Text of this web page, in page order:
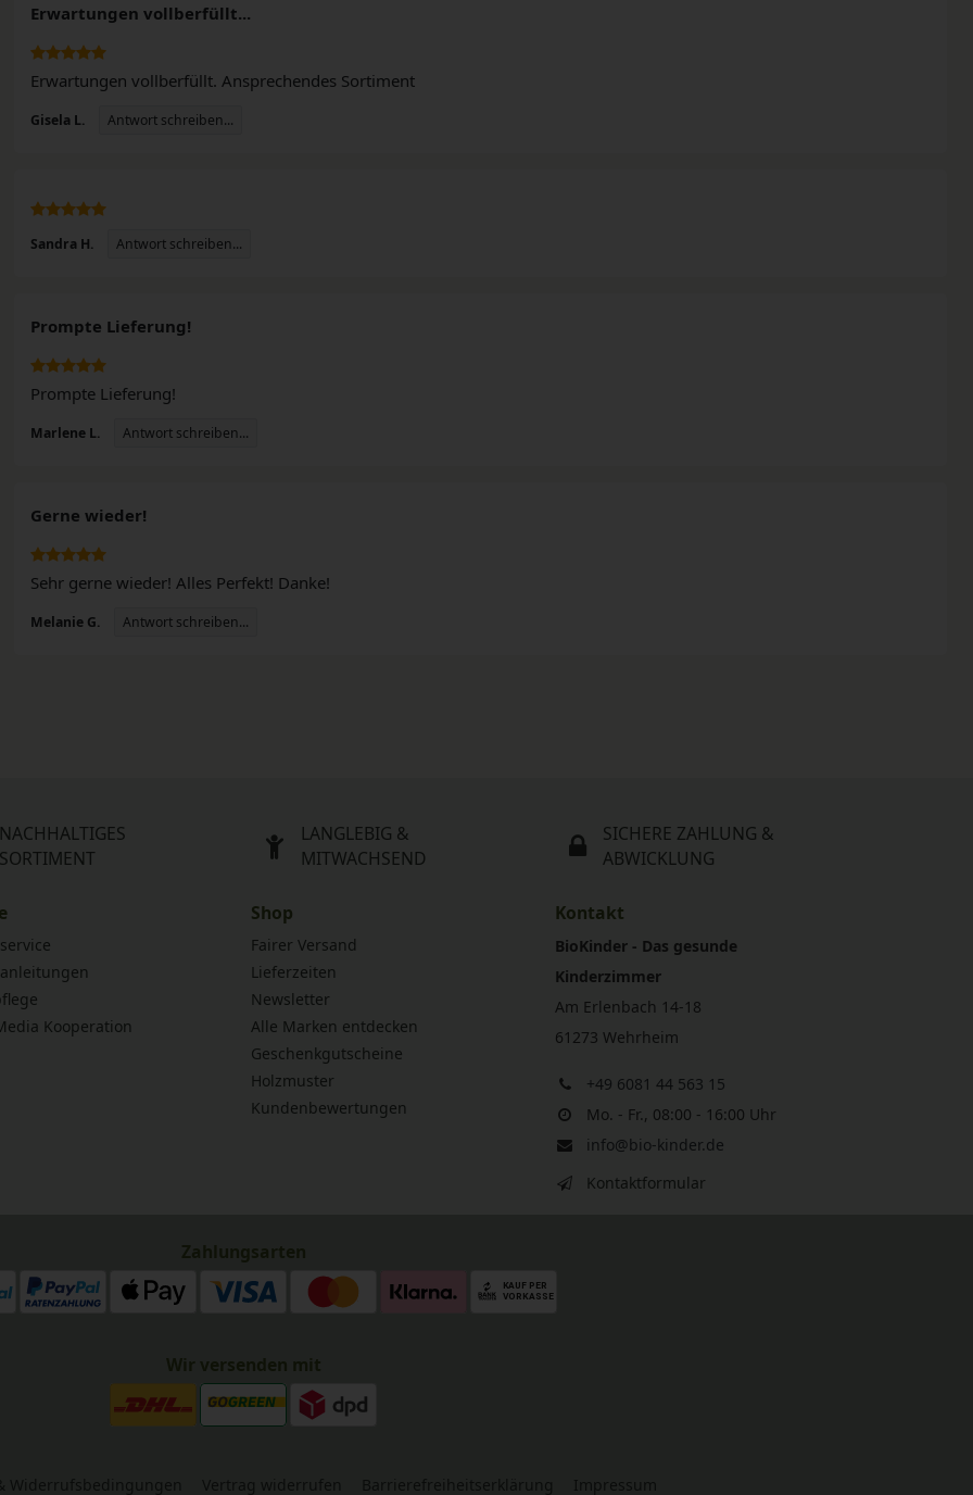
Erwartungen vollberfüllt...
Erwartungen vollberfüllt. Ansprechendes Sortiment
Gisela L. Antwort schreiben...
Sandra H. Antwort schreiben...
Prompte Lieferung!
Prompte Lieferung!
Marlene L. Antwort schreiben...
Gerne wieder!
Sehr gerne wieder! Alles Perfekt! Danke!
Melanie G. Antwort schreiben...
NACHHALTIGES
SORTIMENT
LANGLEBIG &
MITWACHSEND
SICHERE ZAHLUNG &
ABWICKLUNG
Kooperation
Shop
Fairer Versand
Lieferzeiten
Newsletter
Alle Marken entdecken
Geschenkgutscheine
Holzmuster
Kundenbewertungen
Kontakt
BioKinder - Das gesunde
Kinderzimmer
Am Erlenbach 14-18
61273 Wehrheim
+49 6081 44 563 15
Mo. - Fr., 08:00 - 16:00 Uhr
info@bio-kinder.de
Kontaktformular
Zahlungsarten
Wir versenden mit